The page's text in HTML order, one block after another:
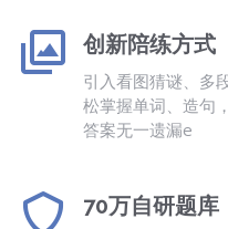
创新陪练方式
引入看图猜谜、多
松掌握单词、造句
答案无一遗漏e
70万自研题库